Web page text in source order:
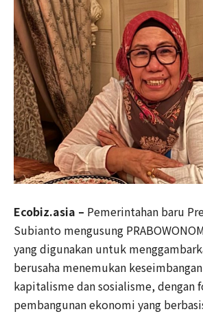
Ecobiz.asia – Pemerintahan baru
Subianto mengusung
yang digunakan untuk
berusaha menemukan
kapitalisme dan sosialisme, dengan
pembangunan ekonomi yang